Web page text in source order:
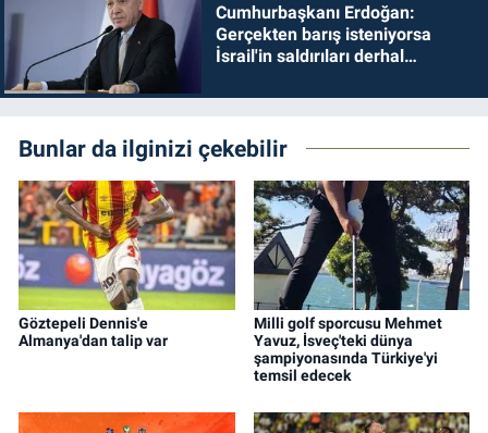
Cumhurbaşkanı Erdoğan:
Gerçekten barış isteniyorsa
İsrail'in saldırıları derhal
Bunlar da ilginizi çekebilir
Göztepeli Dennis'e
Almanya'dan talip var
Milli golf sporcusu Mehmet
Yavuz, İsveç'teki dünya
şampiyonasında Türkiye'yi
temsil edecek